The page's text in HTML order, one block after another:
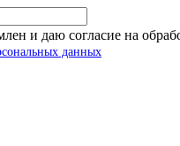
и даю согласие на
данных